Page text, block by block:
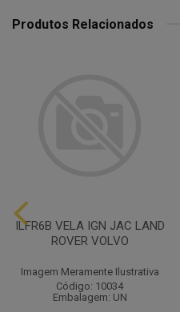
Produtos Relacionados
ILFR6B VELA IGN JAC LAND
ROVER VOLVO
Imagem Meramente Ilustrativa
Código: 10034
Embalagem: UN